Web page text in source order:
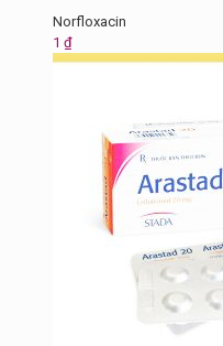
Norfloxacin
1 ₫